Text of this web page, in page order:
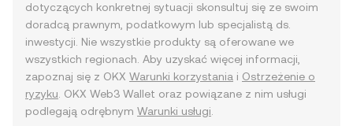
dotyczących konkretnej sytuacji skonsultuj się ze swoim
doradcą prawnym, podatkowym lub specjalistą ds.
inwestycji. Nie wszystkie produkty są oferowane we
wszystkich regionach. Aby uzyskać więcej informacji,
zapoznaj się z OKX Warunki korzystania i Ostrzeżenie o
ryzyku . OKX Web3 Wallet oraz powiązane z nim usługi
podlegają odrębnym Warunki usługi